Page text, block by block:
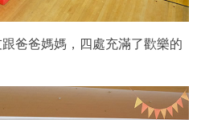
爸爸媽媽，四處充滿了歡樂的